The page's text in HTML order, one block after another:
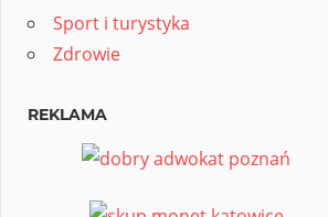
Sport i turystyka
Zdrowie
REKLAMA